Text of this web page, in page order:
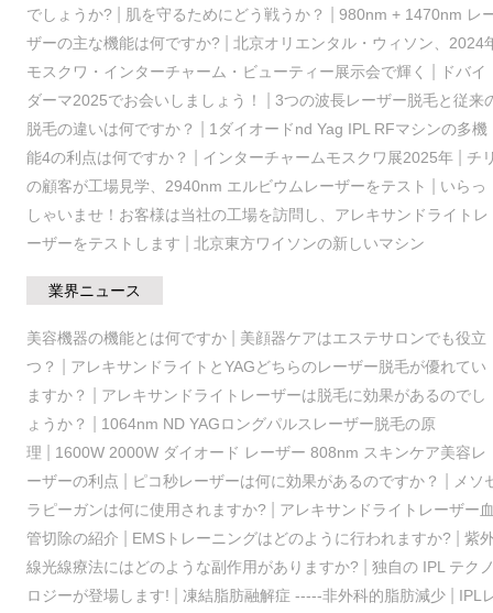
でしょうか? 肌を守るためにどう戦うか？
980nm + 1470nm レ
ザーの主な機能は何ですか?
北京オリエンタル・ウィソン、2024
モスクワ・インターチャーム・ビューティー展示会で輝く
ドバイ
ダーマ2025でお会いしましょう！
3つの波長レーザー脱毛と従来
脱毛の違いは何ですか？
1ダイオードnd Yag IPL RFマシンの多機
能4の利点は何ですか？
インターチャームモスクワ展2025年| チ
の顧客が工場見学、2940nm エルビウムレーザーをテスト
いらっ
しゃいませ！お客様は当社の工場を訪問し、アレキサンドライトレ
ーザーをテストします
北京東方ワイソンの新しいマシン
業界ニュース
美容機器の機能とは何ですか| 美顔器ケアはエステサロンでも役立
つ？
アレキサンドライトとYAGどちらのレーザー脱毛が優れてい
ますか？
アレキサンドライトレーザーは脱毛に効果があるのでし
ょうか？
1064nm ND YAGロングパルスレーザー脱毛の原
理
1600W 2000W ダイオード レーザー 808nm スキンケア美容レ
ーザーの利点
ピコ秒レーザーは何に効果があるのですか？
メソ
ラピーガンは何に使用されますか?
アレキサンドライトレーザー
管切除の紹介
EMSトレーニングはどのように行われますか?
紫
線光線療法にはどのような副作用がありますか?
独自の IPL テク
ロジーが登場します!
凍結脂肪融解症 -----非外科的脂肪減少| IPL